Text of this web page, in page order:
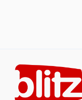
content